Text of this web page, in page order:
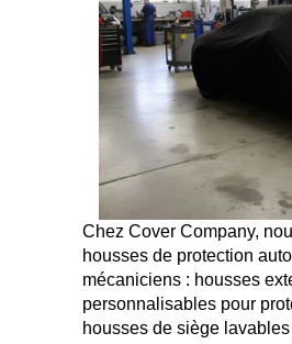
Chez Cover Company,
housses de protection
mécaniciens : housses
personnalisables pour
housses de siège